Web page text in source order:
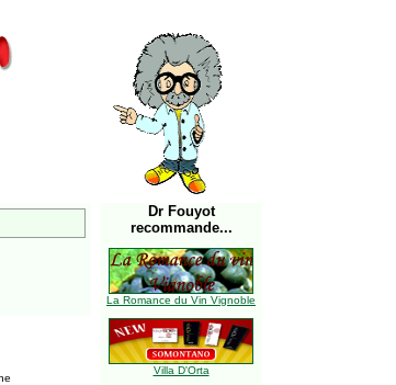
Dr Fouyot
recommande...
La Romance du Vin Vignoble
Villa D'Orta